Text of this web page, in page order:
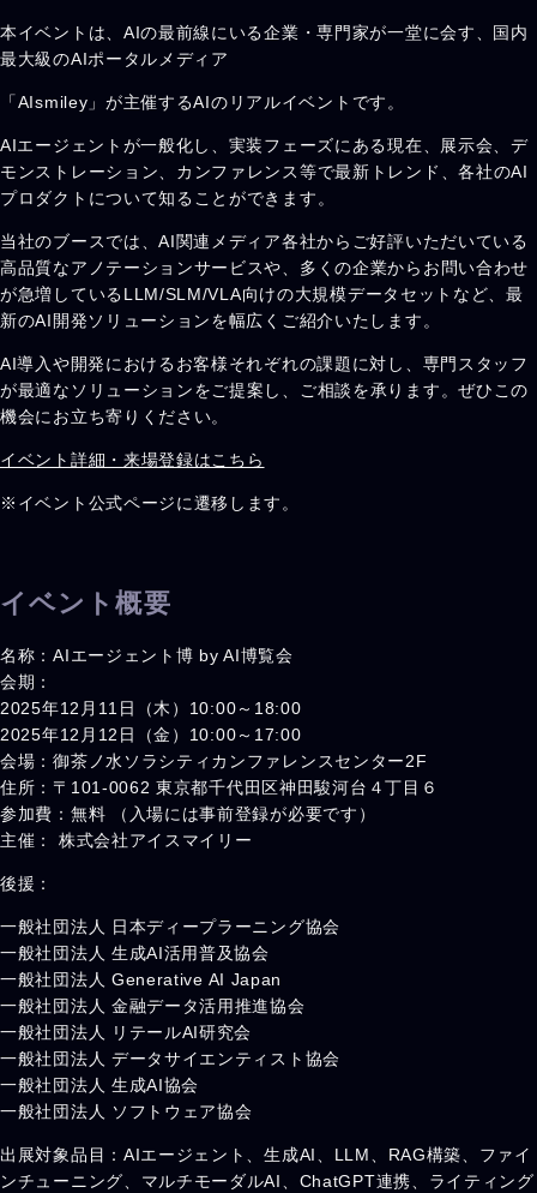
本イベントは、AIの最前線にいる企業・専門家が一堂に会す、国内
最大級のAIポータルメディア
「AIsmiley」が主催するAIのリアルイベントです。
AIエージェントが一般化し、実装フェーズにある現在、展示会、デ
モンストレーション、カンファレンス等で最新トレンド、各社のAI
プロダクトについて知ることができます。
当社のブースでは、AI関連メディア各社からご好評いただいている
高品質なアノテーションサービスや、多くの企業からお問い合わせ
が急増しているLLM/SLM/VLA向けの大規模データセットなど、最
新のAI開発ソリューションを幅広くご紹介いたします。
AI導入や開発におけるお客様それぞれの課題に対し、専門スタッフ
が最適なソリューションをご提案し、ご相談を承ります。ぜひこの
機会にお立ち寄りください。
イベント詳細・来場登録はこちら
※イベント公式ページに遷移します。
イベント概要
名称：AIエージェント博 by AI博覧会
会期：
2025年12月11日（木）10:00～18:00
2025年12月12日（金）10:00～17:00
会場：御茶ノ水ソラシティカンファレンスセンター2F
住所：〒101-0062 東京都千代田区神田駿河台４丁目６
参加費：無料 （入場には事前登録が必要です）
主催： 株式会社アイスマイリー
後援：
一般社団法人 日本ディープラーニング協会
一般社団法人 生成AI活用普及協会
一般社団法人 Generative AI Japan
一般社団法人 金融データ活用推進協会
一般社団法人 リテールAI研究会
一般社団法人 データサイエンティスト協会
一般社団法人 生成AI協会
一般社団法人 ソフトウェア協会
出展対象品目：AIエージェント、生成AI、LLM、RAG構築、ファイ
ンチューニング、マルチモーダルAI、ChatGPT連携、ライティング